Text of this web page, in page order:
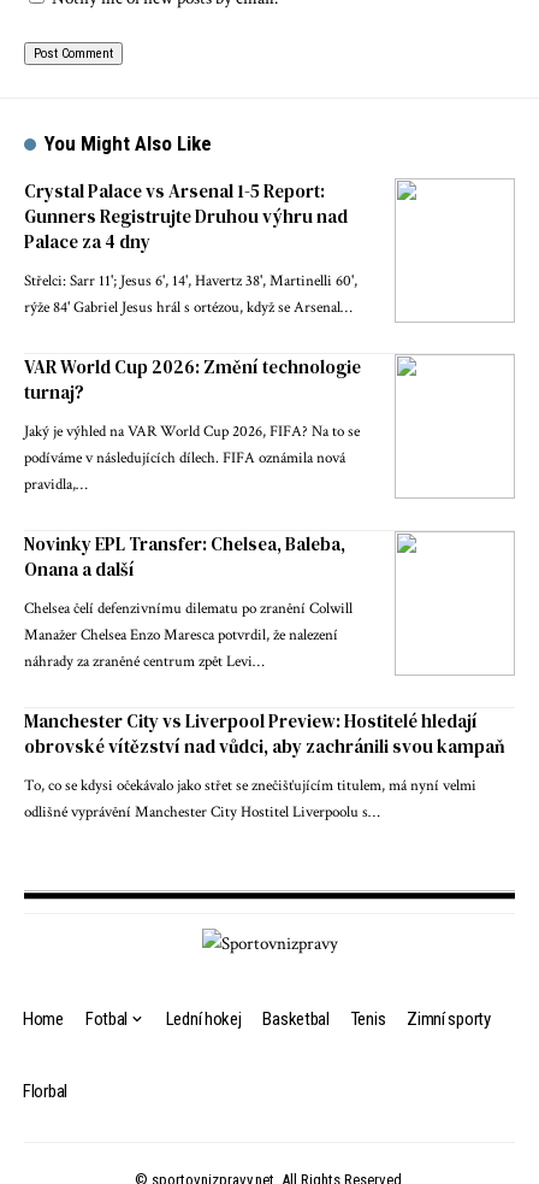
You Might Also Like
Crystal Palace vs Arsenal 1-5 Report:
Gunners Registrujte Druhou výhru nad
Palace za 4 dny
Střelci: Sarr 11'; Jesus 6', 14', Havertz 38', Martinelli 60',
rýže 84' Gabriel Jesus hrál s ortézou, když se Arsenal…
VAR World Cup 2026: Změní technologie
turnaj?
Jaký je výhled na VAR World Cup 2026, FIFA? Na to se
podíváme v následujících dílech. FIFA oznámila nová
pravidla,…
Novinky EPL Transfer: Chelsea, Baleba,
Onana a další
Chelsea čelí defenzivnímu dilematu po zranění Colwill
Manažer Chelsea Enzo Maresca potvrdil, že nalezení
náhrady za zraněné centrum zpět Levi…
Manchester City vs Liverpool Preview: Hostitelé hledají
obrovské vítězství nad vůdci, aby zachránili svou kampaň
To, co se kdysi očekávalo jako střet se znečišťujícím titulem, má nyní velmi
odlišné vyprávění Manchester City Hostitel Liverpoolu s…
Home Fotbal Lední hokej Basketbal Tenis Zimní sporty
Florbal
© sportovnizpravy.net. All Rights Reserved.